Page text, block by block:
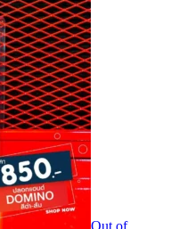
Out of